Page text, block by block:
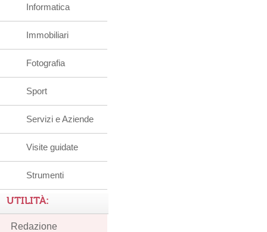
Informatica
Immobiliari
Fotografia
Sport
Servizi e Aziende
Visite guidate
Strumenti
UTILITÀ:
Redazione